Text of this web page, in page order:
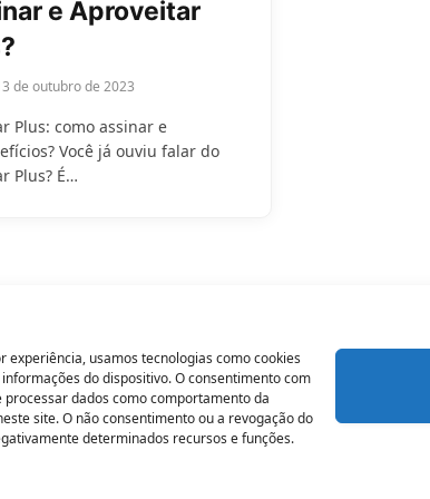
experiência, usamos tecnologias como cookies
do dispositivo. O consentimento com
dados como comportamento da
site. O não consentimento ou a revogação do
determinados recursos e funções.
e Aproveitar
de outubro de 2023
Plus: como assinar e
Você já ouviu falar do
Plus? É…
POLÍTICA DE PRIVACIDADE CONTATO